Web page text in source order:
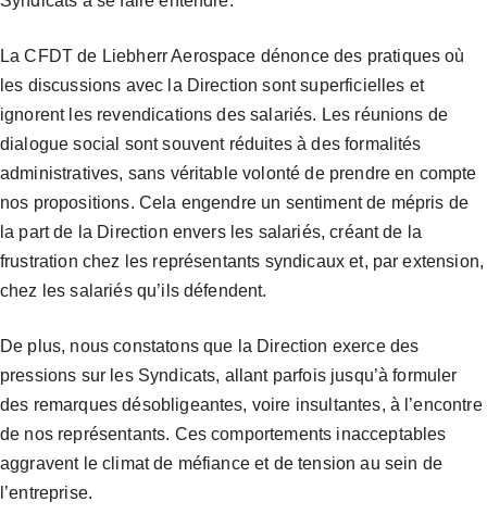
La CFDT de Liebherr Aerospace dénonce des pratiques où
les discussions avec la Direction sont superficielles et
ignorent les revendications des salariés. Les réunions de
dialogue social sont souvent réduites à des formalités
administratives, sans véritable volonté de prendre en compte
nos propositions. Cela engendre un sentiment de mépris de
la part de la Direction envers les salariés, créant de la
frustration chez les représentants syndicaux et, par extension,
chez les salariés qu’ils défendent.
De plus, nous constatons que la Direction exerce des
pressions sur les Syndicats, allant parfois jusqu’à formuler
des remarques désobligeantes, voire insultantes, à l’encontre
de nos représentants. Ces comportements inacceptables
aggravent le climat de méfiance et de tension au sein de
l’entreprise.